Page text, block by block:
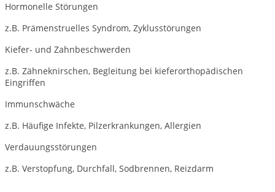
Hormonelle Störungen
z.B. Prämenstruelles Syndrom, Zyklusstörungen
Kiefer- und Zahnbeschwerden
z.B. Zähneknirschen, Begleitung bei kieferorthopädischen
Eingriffen
Immunschwäche
z.B. Häufige Infekte, Pilzerkrankungen, Allergien
Verdauungsstörungen
z.B. Verstopfung, Durchfall, Sodbrennen, Reizdarm